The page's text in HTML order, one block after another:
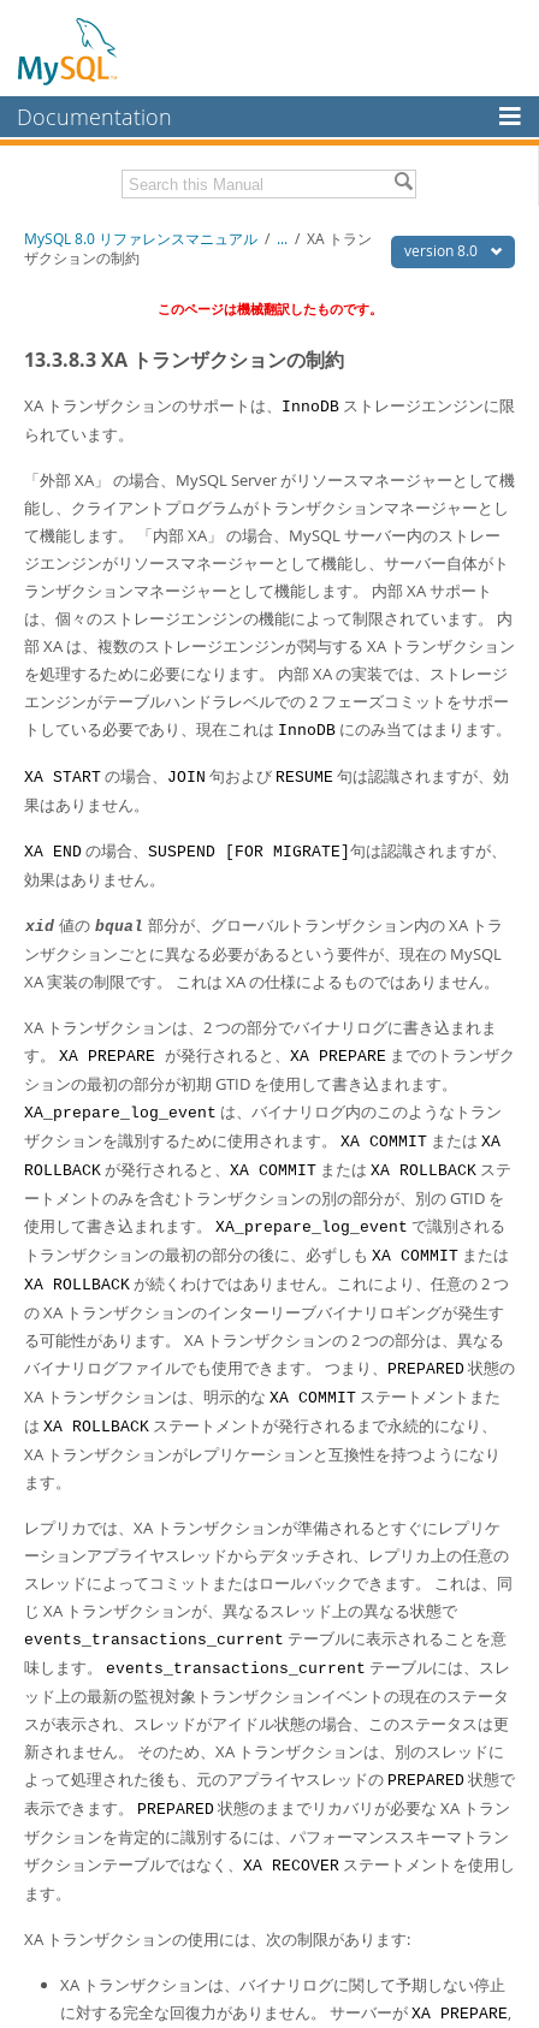
Documentation
MySQL Enterprise
Workbench
More
Downloads
Developer Zone
Download this Manual version 8.0
MySQL 8.0 リファレンスマニュアル / ... / XA トラン
ザクションの制約
このページは機械翻訳したものです。
13.3.8.3 XA トランザクションの制約
XA トランザクションのサポートは、 InnoDB ストレージエンジンに限
られています。
「外部 XA 」 の場合、MySQL Server がリソースマネージャーとして機
能し、クライアントプログラムがトランザクションマネージャーとし
て機能します。
「内部 XA 」 の場合、MySQL サーバー内のストレー
ジエンジンがリソースマネージャーとして機能し、サーバー自体がト
ランザクションマネージャーとして機能します。 内部 XA サポート
は、個々のストレージエンジンの機能によって制限されています。 内
部 XA は、複数のストレージエンジンが関与する XA トランザクション
を処理するために必要になります。 内部 XA の実装では、ストレージ
エンジンがテーブルハンドラレベルでの 2 フェーズコミットをサポー
トしている必要であり、現在これは InnoDB にのみ当てはまります。
XA START の場合、 JOIN 句および RESUME 句は認識されますが、効
果はありません。
XA END の場合、 SUSPEND [FOR MIGRATE] 句は認識されますが、
効果はありません。
xid 値の bqual 部分が、グローバルトランザクション内の XA トラ
ンザクションごとに異なる必要があるという要件が、現在の MySQL
XA 実装の制限です。 これは XA の仕様によるものではありません。
XA トランザクションは、2 つの部分でバイナリログに書き込まれま
す。 XA PREPARE が発行されると、 XA PREPARE までのトランザク
ションの最初の部分が初期 GTID を使用して書き込まれます。
XA_prepare_log_event は、バイナリログ内のこのようなトラン
ザクションを識別するために使用されます。 XA COMMIT または XA
ROLLBACK が発行されると、 XA COMMIT または XA ROLLBACK ステ
ートメントのみを含むトランザクションの別の部分が、別の GTID を
使用して書き込まれます。 XA_prepare_log_event で識別される
トランザクションの最初の部分の後に、必ずしも XA COMMIT または
XA ROLLBACK が続くわけではありません。これにより、任意の 2 つ
の XA トランザクションのインターリーブバイナリロギングが発生す
る可能性があります。 XA トランザクションの 2 つの部分は、異なる
バイナリログファイルでも使用できます。 つまり、
PREPARED 状態の
XA トランザクションは、明示的な XA COMMIT ステートメントまた
は XA ROLLBACK ステートメントが発行されるまで永続的になり、
XA トランザクションがレプリケーションと互換性を持つようになり
ます。
レプリカでは、XA トランザクションが準備されるとすぐにレプリケ
ーションアプライヤスレッドからデタッチされ、レプリカ上の任意の
スレッドによってコミットまたはロールバックできます。 これは、同
じ XA トランザクションが、異なるスレッド上の異なる状態で
events_transactions_current テーブルに表示されることを意
味します。 events_transactions_current テーブルには、スレ
ッド上の最新の監視対象トランザクションイベントの現在のステータ
スが表示され、スレッドがアイドル状態の場合、このステータスは更
新されません。 そのため、XA トランザクションは、別のスレッドに
よって処理された後も、元のアプライヤスレッドの PREPARED 状態で
表示できます。
PREPARED 状態のままでリカバリが必要な XA トラン
ザクションを肯定的に識別するには、パフォーマンススキーマトラン
ザクションテーブルではなく、 XA RECOVER ステートメントを使用し
ます。
XA トランザクションの使用には、次の制限があります:
XA トランザクションは、バイナリログに関して予期しない停止
に対する完全な回復力がありません。 サーバーが XA PREPARE,